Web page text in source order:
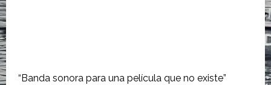
“Banda sonora para una película que no existe”